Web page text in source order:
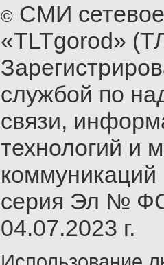
© СМИ
«TLTgorod»
службой по
связи,
технологий и
серия Эл №
04.07.2023 г.